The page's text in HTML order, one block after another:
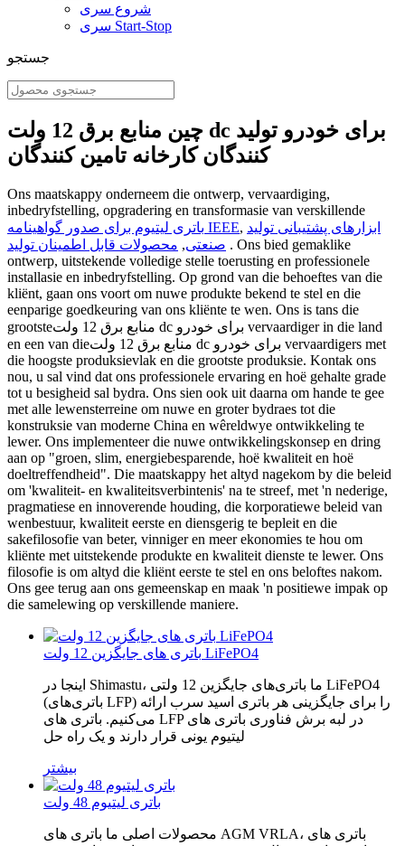
شروع سری
سری Start-Stop
جستجو
چین منابع برق 12 ولت dc برای خودرو تولید
کنندگان کارخانه تامین کنندگان
Ons maatskappy onderneem die ontwerp, vervaardiging,
inbedryfstelling, opgradering en transformasie van verskillende
باتری لیتیوم برای صدور گواهینامه IEEE, ابزارهای پشتیبانی تولید
صنعتی, محصولات قابل اطمینان تولید
. Ons bied gemaklike
ontwerp, uitstekende volledige stelle toerusting en professionele
installasie en inbedryfstelling. Op grond van die behoeftes van die
kliënt, gaan ons voort om nuwe produkte bekend te stel en die
eenparige goedkeuring van ons kliënte te wen. Ons is tans die
grootsteمنابع برق 12 ولت dc برای خودرو vervaardiger in die land
en een van dieمنابع برق 12 ولت dc برای خودرو vervaardigers met
die hoogste produksievlak en die grootste produksie. Kontak ons ​​
nou, u sal vind dat ons professionele ervaring en hoë gehalte grade
tot u besigheid sal bydra. Ons sien ook uit daarna om hande te gee
met alle lewensterreine om nuwe en groter bydraes tot die
konstruksie van moderne China en wêreldwye ontwikkeling te
lewer. Ons implementeer die nuwe ontwikkelingskonsep en dring
aan op "groen, slim, energiebesparende, hoë kwaliteit en hoë
doeltreffendheid". Die maatskappy het altyd nagekom by die beleid
om 'kwaliteit- en kwaliteitsverbintenis' na te streef, met 'n nederige,
pragmatiese en innoverende houding, die korporatiewe beleid van
wenbestuur, kwaliteit eerste en diensgerig te bepleit en die
sakefilosofie van beter, vinniger en meer ekonomies te hou om
kliënte met uitstekende produkte en kwaliteit dienste te lewer. Ons
filosofie is om altyd die kliënt eerste te stel en ons beloftes nakom.
Ons gee terug aan ons gemeenskap en maak 'n positiewe impak op
die samelewing op verskillende maniere.
باتری های جایگزین 12 ولت LiFePO4
اینجا در Shimastu، ما باتری‌های جایگزین 12 ولتی LiFePO4
(باتری‌های LFP) را برای جایگزینی هر باتری اسید سرب ارائه
می‌کنیم. باتری های LFP در لبه برش فناوری باتری های
لیتیوم یونی قرار دارند و یک راه حل
بیشتر
باتری لیتیوم 48 ولت
محصولات اصلی ما باتری های AGM VRLA، باتری های